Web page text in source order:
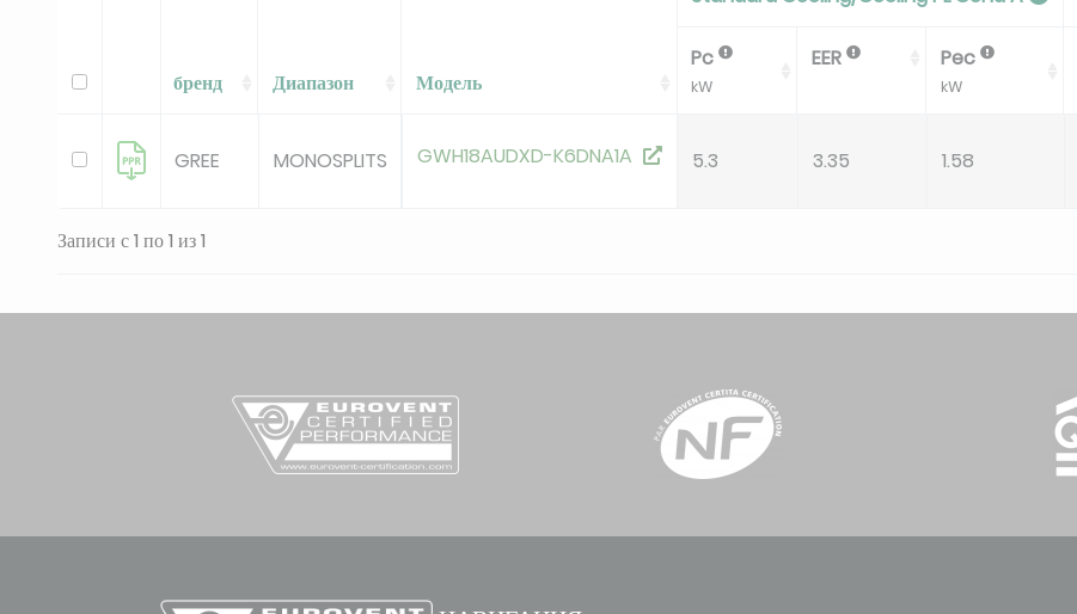
бренд Диапазон Модель
Pc
kW
EER Pec
kW
GREE MONOSPLITS GWH18AUDXD-K6DNA1A 5.3 3.35 1.58
Записи с 1 по 1 из 1